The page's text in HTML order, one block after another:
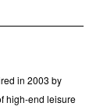
in 2003 by
high-end leisure